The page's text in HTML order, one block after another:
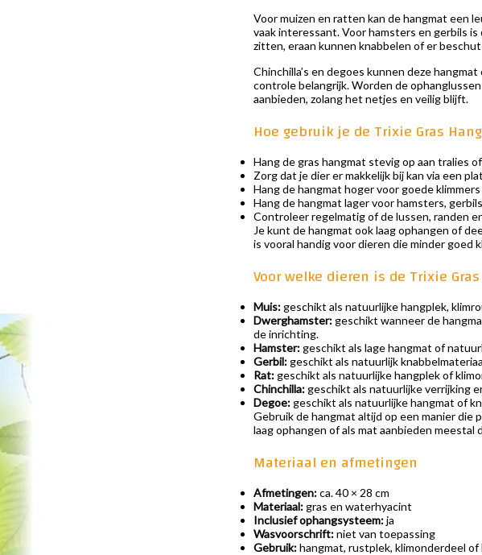
Voor muizen en ratten kan de hangmat een
vaak interessant. Voor hamsters en gerbils
zitten, eraan kunnen knabbelen of er
Chinchilla’s en degoes kunnen deze
controle belangrijk. Worden de
aanbieden, zolang het netjes en veilig blijft.
Hoe gebruik je de Trixie Gras
Hang de gras hangmat stevig op aan tralies
Zorg dat je dier er makkelijk bij kan via een
Hang de hangmat hoger voor goede
Hang de hangmat lager voor hamsters,
Controleer regelmatig of de lussen, randen
Je kunt de hangmat ook laag ophangen of
is vooral handig voor dieren die minder goed
Voor welke dieren is de Trixie
Muis:geschikt als natuurlijke hangplek,
Dwerghamster:geschikt wanneer de
de inrichting.
Hamster:geschikt als lage hangmat of
Gerbil:geschikt als natuurlijk
Rat:geschikt als natuurlijke hangplek of
Chinchilla:geschikt als natuurlijke verrijking
Degoe:geschikt als natuurlijke hangmat of
Gebruik de hangmat altijd op een manier die
laag ophangen of als mat aanbieden meestal
Materiaal en afmetingen
Afmetingen:ca. 40 × 28 cm
Materiaal:gras en waterhyacint
Inclusief ophangsysteem:ja
Wasvoorschrift:niet van toepassing
Gebruik:hangmat, rustplek, klimonderdeel of